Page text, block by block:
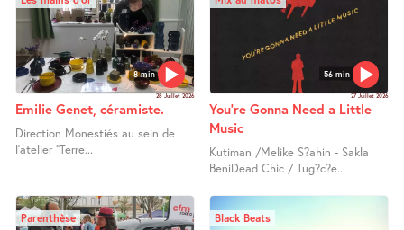
8 min
28 Juillet 2026
Emilie Genet, céramiste.
Direction Monestiés au sein de
l’atelier "Terre...
56 min
27 Juillet 2026
You’re Gonna Need a Little
Music
Kutiman /Melike S?ahin - Sakla
BeniDead Chic / Tug?c?e...
Parenthèse Black Beats